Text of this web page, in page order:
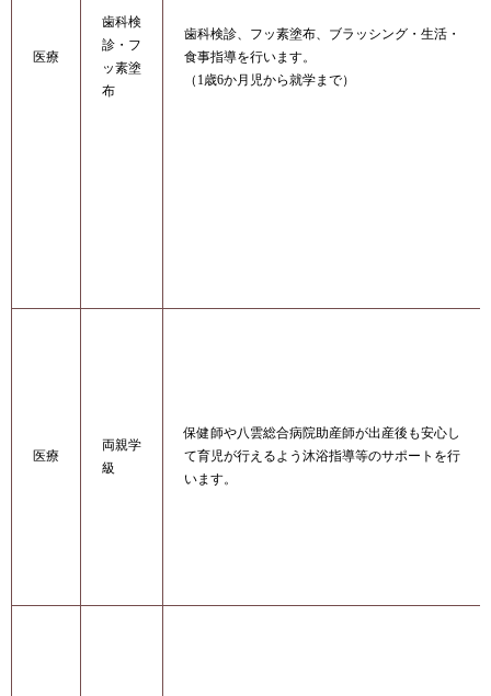
医療
歯科検
診・フ
ッ素塗
布
歯科検診、フッ素塗布、ブラッシング・生活・
食事指導を行います。
（1歳6か月児から就学まで）
医療
両親学
級
保健師や八雲総合病院助産師が出産後も安心し
て育児が行えるよう沐浴指導等のサポートを行
います。